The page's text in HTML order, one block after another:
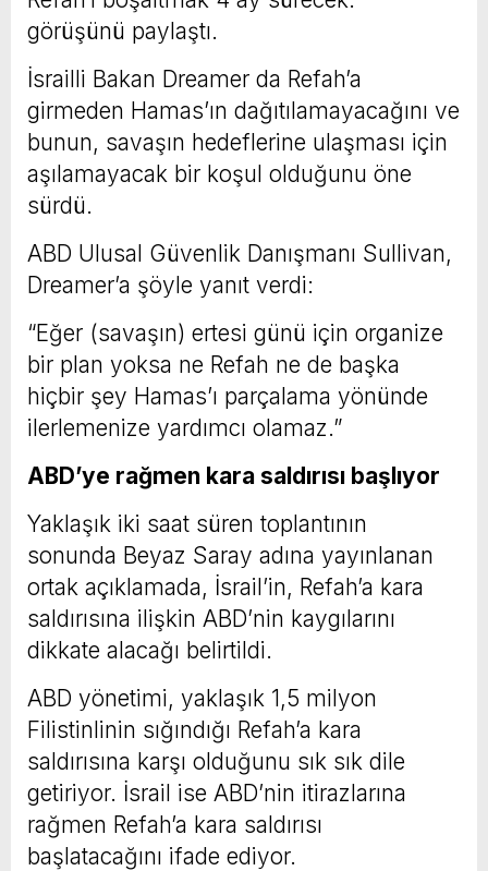
görüşünü paylaştı.
İsrailli Bakan Dreamer da Refah’a
girmeden Hamas’ın dağıtılamayacağını ve
bunun, savaşın hedeflerine ulaşması için
aşılamayacak bir koşul olduğunu öne
sürdü.
ABD Ulusal Güvenlik Danışmanı Sullivan,
Dreamer’a şöyle yanıt verdi:
“Eğer (savaşın) ertesi günü için organize
bir plan yoksa ne Refah ne de başka
hiçbir şey Hamas’ı parçalama yönünde
ilerlemenize yardımcı olamaz.”
ABD’ye rağmen kara saldırısı başlıyor
Yaklaşık iki saat süren toplantının
sonunda Beyaz Saray adına yayınlanan
ortak açıklamada, İsrail’in, Refah’a kara
saldırısına ilişkin ABD’nin kaygılarını
dikkate alacağı belirtildi.
ABD yönetimi, yaklaşık 1,5 milyon
Filistinlinin sığındığı Refah’a kara
saldırısına karşı olduğunu sık sık dile
getiriyor. İsrail ise ABD’nin itirazlarına
rağmen Refah’a kara saldırısı
başlatacağını ifade ediyor.